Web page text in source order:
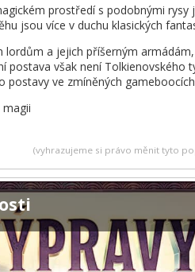
prostředí s podobnými
jsou více v duchu klasických
a jejich příšerným
postava však není Tolkienovského
postavy ve zmíněných
(vyhrazujeme si právo měnit tyto